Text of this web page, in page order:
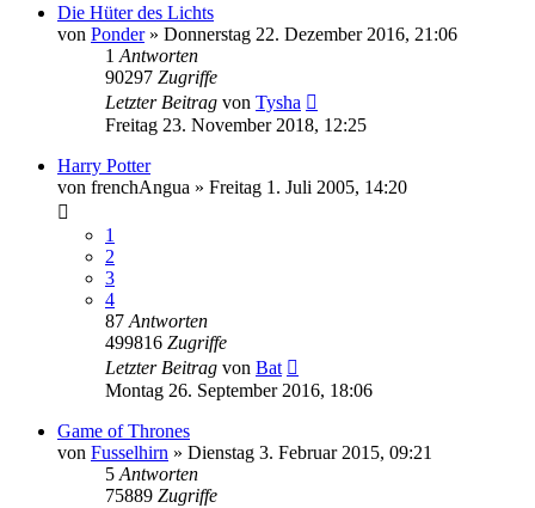
Die Hüter des Lichts
von Ponder» Donnerstag 22. Dezember 2016, 21:06
1 Antworten
90297 Zugriffe
Letzter Beitrag von Tysha
Freitag 23. November 2018, 12:25
Harry Potter
von frenchAngua » Freitag 1. Juli 2005, 14:20
1
2
3
4
87 Antworten
499816 Zugriffe
Letzter Beitrag von Bat
Montag 26. September 2016, 18:06
Game of Thrones
von Fusselhirn » Dienstag 3. Februar 2015, 09:21
5 Antworten
75889 Zugriffe